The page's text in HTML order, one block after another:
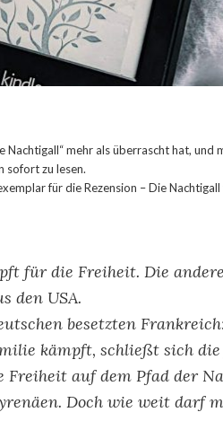
Nachtigall“ mehr als überrascht hat, und
sofort zu lesen.
für die Rezension – Die
für die Freiheit. Die
den USA.
besetzten
kämpft, schließt sich die
Freiheit auf dem Pfad der
Doch wie weit darf